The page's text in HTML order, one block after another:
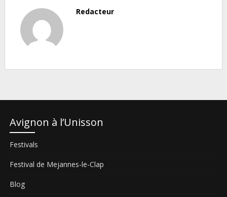
Redacteur
Avignon à l’Unisson
Festivals
Festival de Mejannes-le-Clap
Blog